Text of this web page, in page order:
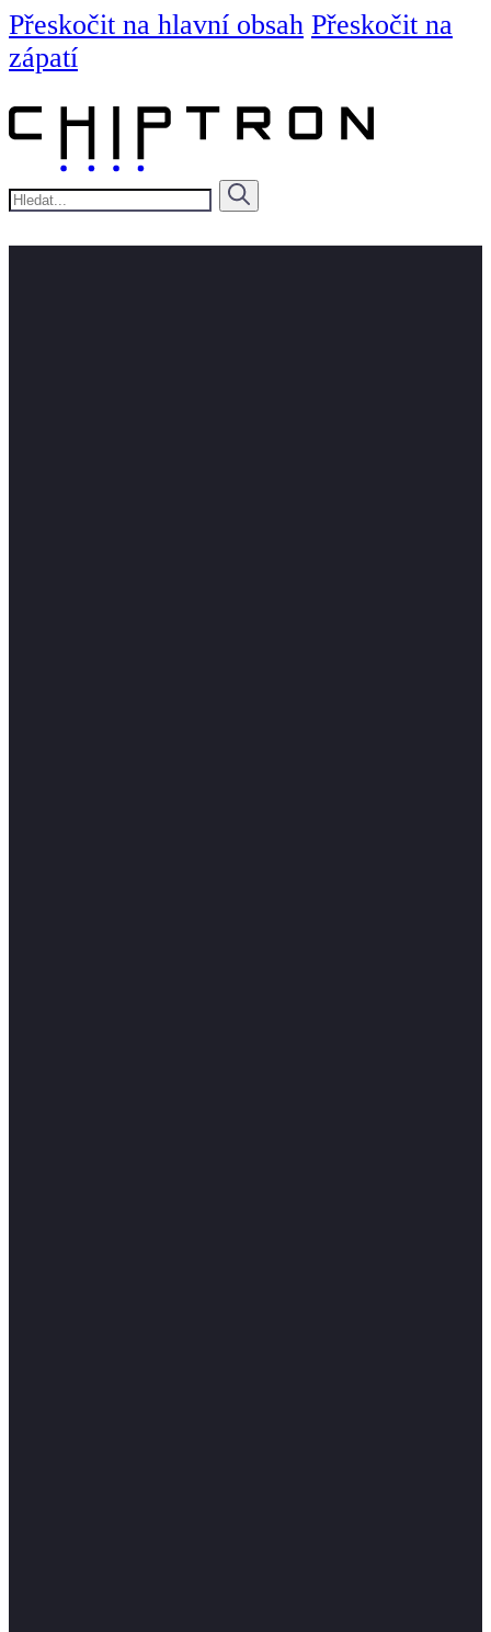
Přeskočit na hlavní obsah Přeskočit na
zápatí
Hledat